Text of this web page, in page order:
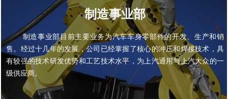
制造事业部
制造事业部目前主要业务为汽车车身零部件的开发、生产和销
售。经过十几年的发展，公司已经掌握了核心的冲压和焊接技术，具
有较强的技术研发优势和工艺技术水平，为上汽通用与上汽大众的一
级供应商。